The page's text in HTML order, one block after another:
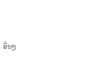
ອື່ນໆ